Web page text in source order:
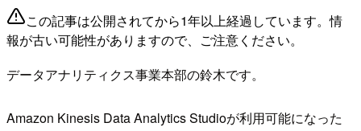
この記事は公開されてから1年以上経過しています。情
報が古い可能性がありますので、ご注意ください。
データアナリティクス事業本部の鈴木です。
Amazon Kinesis Data Analytics Studioが利用可能になった